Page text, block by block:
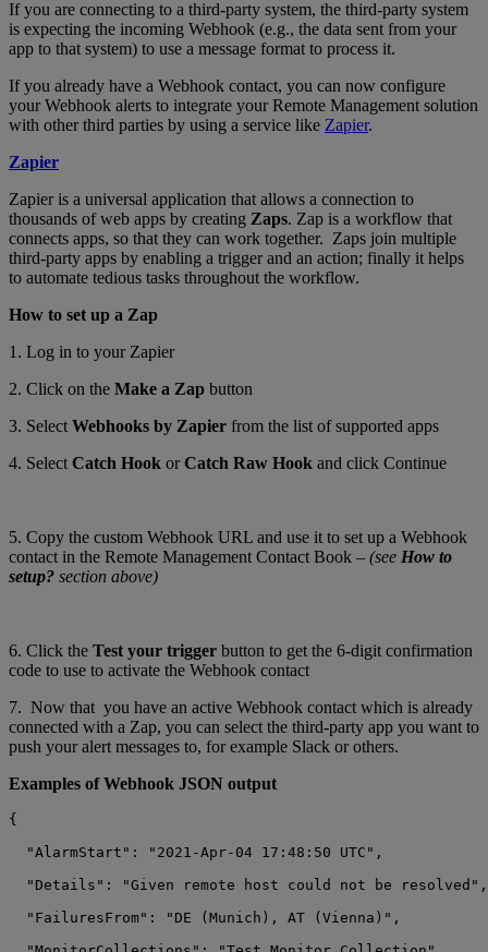
If you are connecting to a third-party system, the third-party system
is expecting the incoming Webhook (e.g., the data sent from your
app to that system) to use a message format to process it.
If you already have a Webhook contact, you can now configure
your Webhook alerts to integrate your Remote Management solution
with other third parties by using a service like Zapier.
Zapier
Zapier is a universal application that allows a connection to
thousands of web apps by creating Zaps. Zap is a workflow that
connects apps, so that they can work together. Zaps join multiple
third-party apps by enabling a trigger and an action; finally it helps
to automate tedious tasks throughout the workflow.
How to set up a Zap
1. Log in to your Zapier
2. Click on the Make a Zap button
3. Select Webhooks by Zapier from the list of supported apps
4. Select Catch Hook orCatch Raw Hook and click Continue
5. Copy the custom Webhook URL and use it to set up a Webhook
contact in the Remote Management Contact Book – (see How to
setup? section above)
6. Click the Test your trigger button to get the 6-digit confirmation
code to use to activate the Webhook contact
7. Now that you have an active Webhook contact which is already
connected with a Zap, you can select the third-party app you want to
push your alert messages to, for example Slack or others.
Examples of Webhook JSON output
{
"AlarmStart": "2021-Apr-04 17:48:50 UTC",
"Details": "Given remote host could not be resolved",
"FailuresFrom": "DE (Munich), AT (Vienna)",